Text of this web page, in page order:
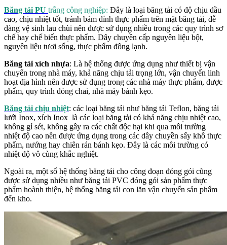
Băng tải PU trắng công nghiệp: Đây là loại băng tải có độ chịu dầu
cao, chịu nhiệt tốt, tránh bám dính thực phẩm trên mặt băng tải, dễ
dàng vệ sinh lau chùi nên được sử dụng nhiều trong các quy trình sơ
chế hay chế biến thực phẩm. Dây chuyền cấp nguyên liệu bột,
nguyên liệu tươi sống, thực phẩm đông lạnh.
Băng tải xích nhựa: Là hệ thống được ứng dụng như thiết bị vận
chuyển trong nhà máy, khả năng chịu tải trọng lớn, vận chuyển linh
hoạt địa hình nên được sử dụng trong các nhà máy thực phẩm, dược
phẩm, quy trình đóng chai, nhà máy bánh kẹo.
Băng tải chịu nhiệt: các loại băng tải như băng tải Teflon, băng tải
lưới Inox, xích Inox là các loại băng tải có khả năng chịu nhiệt cao,
không gỉ sét, không gây ra các chất độc hại khi qua môi trường
nhiệt độ cao nên được ứng dụng trong các dây chuyền sấy khô thực
phẩm, nướng hay chiên rán bánh kẹo. Đây là các môi trường có
nhiệt độ vô cùng khắc nghiệt.
Ngoài ra, một số hệ thống băng tải cho công đoạn đóng gói cũng
được sử dụng nhiều như băng tải PVC đóng gói sản phẩm thực
phẩm hoành thiện, hệ thống băng tải con lăn vận chuyển sản phẩm
đến kho.